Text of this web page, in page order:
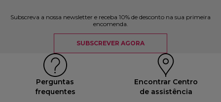
Subscreva a nossa newsletter e receba 10% de desconto na sua primeira
encomenda.
SUBSCREVER AGORA
Perguntas
frequentes
Encontrar Centro
de assistência